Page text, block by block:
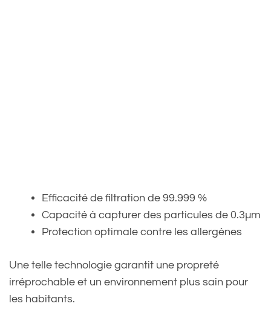
Efficacité de filtration de 99.999 %
Capacité à capturer des particules de 0.3µm
Protection optimale contre les allergènes
Une telle technologie garantit une propreté
irréprochable et un environnement plus sain pour
les habitants.